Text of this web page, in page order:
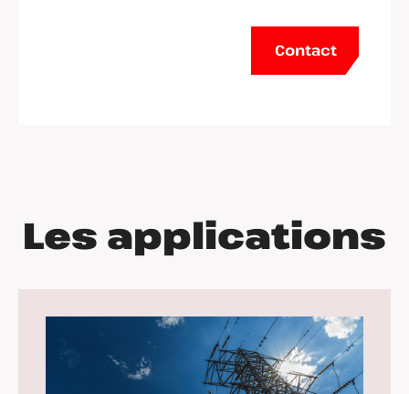
Contact
Les applications